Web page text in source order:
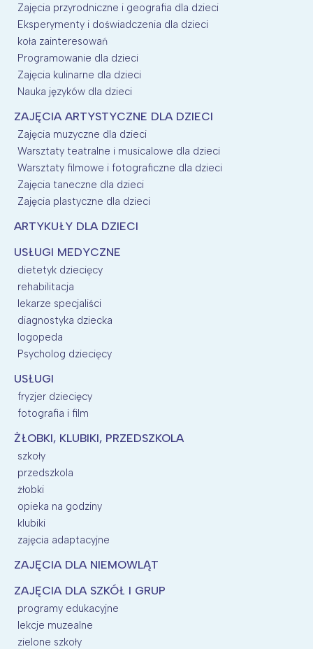
Zajęcia przyrodniczne i geografia dla dzieci
Eksperymenty i doświadczenia dla dzieci
koła zainteresowań
Programowanie dla dzieci
Zajęcia kulinarne dla dzieci
Nauka języków dla dzieci
ZAJĘCIA ARTYSTYCZNE DLA DZIECI
Zajęcia muzyczne dla dzieci
Warsztaty teatralne i musicalowe dla dzieci
Warsztaty filmowe i fotograficzne dla dzieci
Zajęcia taneczne dla dzieci
Zajęcia plastyczne dla dzieci
ARTYKUŁY DLA DZIECI
USŁUGI MEDYCZNE
dietetyk dziecięcy
rehabilitacja
lekarze specjaliści
diagnostyka dziecka
logopeda
Psycholog dziecięcy
USŁUGI
fryzjer dziecięcy
fotografia i film
ŻŁOBKI, KLUBIKI, PRZEDSZKOLA
szkoły
przedszkola
żłobki
opieka na godziny
klubiki
zajęcia adaptacyjne
ZAJĘCIA DLA NIEMOWLĄT
ZAJĘCIA DLA SZKÓŁ I GRUP
programy edukacyjne
lekcje muzealne
zielone szkoły